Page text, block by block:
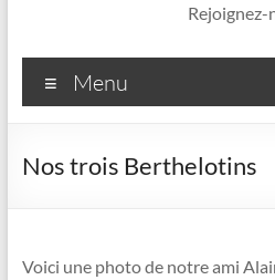
Rejoignez-
Menu
Nos trois Berthelotins
Voici une photo de notre ami